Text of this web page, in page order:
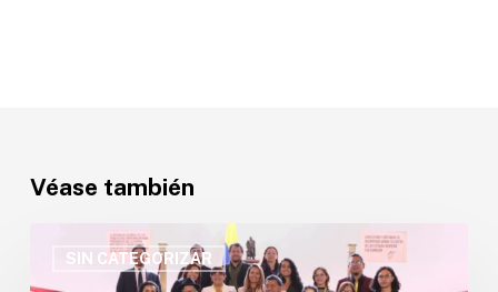
Véase también
SIN CATEGORIZAR
participa
en